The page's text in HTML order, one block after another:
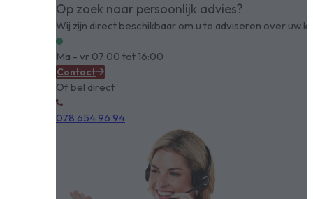
Op zoek naar persoonlijk advies?
Wij zijn direct beschikbaar om u te adviseren over uw
Ma - vr 07:00 tot 16:00
Contact
Of bel direct
078 654 96 94